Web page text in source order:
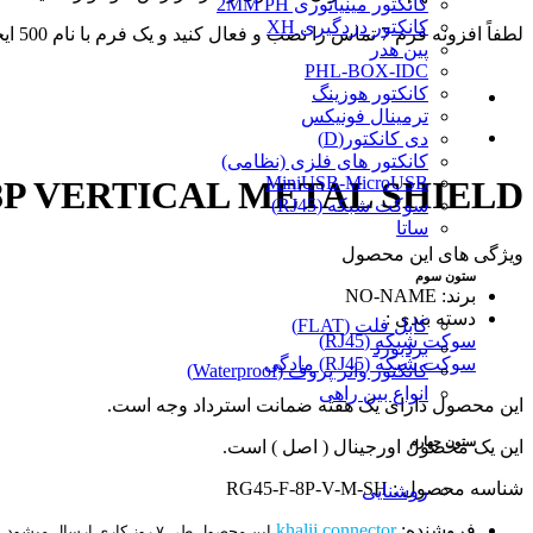
کانکتور دزدگیری XH
پین هدر
PHL-BOX-IDC
کانکتور هوزینگ
ترمینال فونیکس
دی کانکتور(D)
کانکتور های فلزی (نظامی)
MiniUSB-MicroUSB
سوکت شبکه (RJ45)
ساتا
ستون سوم
کابل فلت (FLAT)
بردبورد
کانکتور واتر پروف (Waterproof)
انواع بین راهی
ستون چهارم
روشنایی
لطفاً افزونه فرم 7 تماس را نصب و فعال کنید و یک فرم با نام 500 ایجاد کنید.
VERTICAL METAL SHIELD
ویژگی های این محصول
برند: NO-NAME
دسته بندی :
سوکت شبکه (RJ45)
سوکت شبکه (RJ45) مادگی
این محصول دارای یک هفته ضمانت استرداد وجه است.
این یک محصول اورجینال ( اصل ) است.
شناسه محصول : RG45-F-8P-V-M-SH